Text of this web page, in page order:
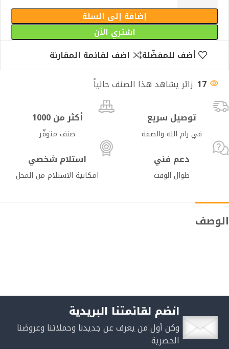
إضافة إلى السلة
اشتري الآن
أضف للمفضّلة
اضف لقائمة المقارنة
17 زائر يشاهد هذا الصنف حالياً
توصيل سريع
في رام الله والضفة
أكثر من 1000
صنف متوفّر
دعم فني
طوال الوقت
استلام شخصي
امكانية الاستلام من المحل
الوصف
انضم لقائمتنا البريدية
وكن أول من يعرف عن جديدنا وحملاتنا وعروضنا
الحصرية